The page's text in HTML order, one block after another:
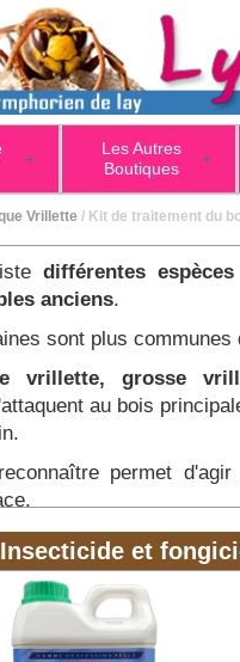
+ +
Les Autres
Boutiques
Vrillette / Kit de traitement du
différentes
anciens.
sont plus
vrillette, grosse
au bois
permet
moyens de
méthodes de traitement
commel'anoxie, la
Insecticide et